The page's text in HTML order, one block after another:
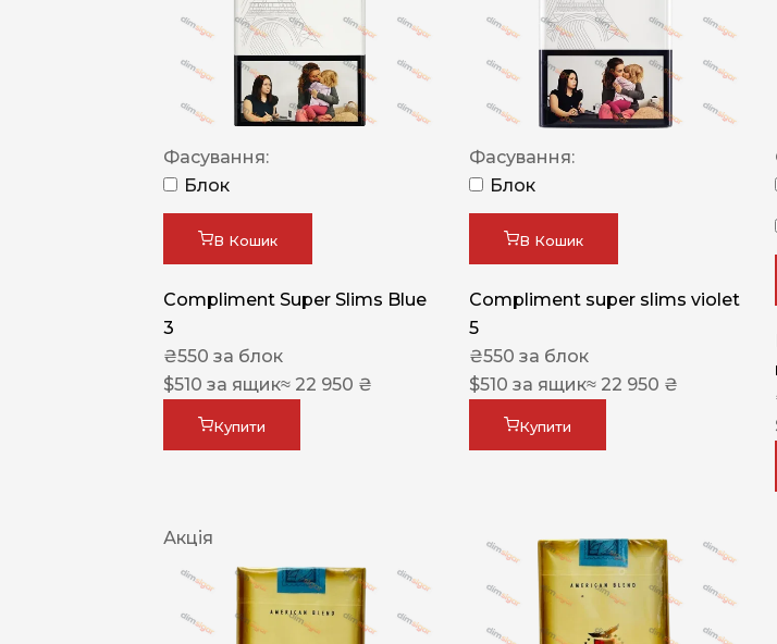
Фасування:
Блок
В Кошик
Compliment Super Slims Blue
3
₴550 за блок
$510 за ящик≈ 22 950 ₴
Купити
Фасування:
Блок
В Кошик
Compliment super slims violet
5
₴550 за блок
$510 за ящик≈ 22 950 ₴
Купити
Акція